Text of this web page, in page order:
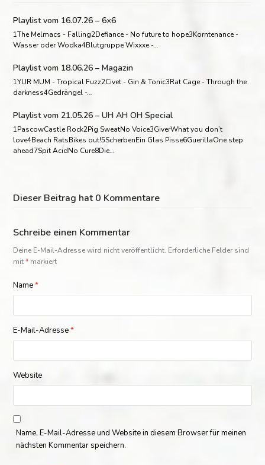
Playlist vom 16.07.26 – 6×6
1The Melmacs - Falling2Defiance - No future to hope3Korntenance -
Wasser oder Wodka4Blutgruppe Wixxxe -…
Playlist vom 18.06.26 – Magazin
1YUR MUM - Tropical Fuzz2Civet - Gin & Tonic3Rat Cage - Through the
darkness4Gedrängel -…
Playlist vom 21.05.26 – UH AH OH Special
1PascowCastle Rock2Pig SweatNo Voice3GiverWhat you don’t
love4Beach RatsBikes out!5ScherbenEin Glas Pisse6GuerillaOne step
ahead7Spit AcidNo Cure8Die…
Dieser Beitrag hat 0 Kommentare
Schreibe einen Kommentar
Deine E-Mail-Adresse wird nicht veröffentlicht. Erforderliche Felder sind
mit* markiert
Name*
E-Mail-Adresse*
Website
Name, E-Mail-Adresse und Website in diesem Browser für meinen
nächsten Kommentar speichern.